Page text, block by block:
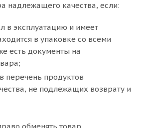
надлежащего качества, если:
в эксплуатацию и имеет
в упаковке со всеми
есть документы на
перечень продуктов
не подлежащих возврату и